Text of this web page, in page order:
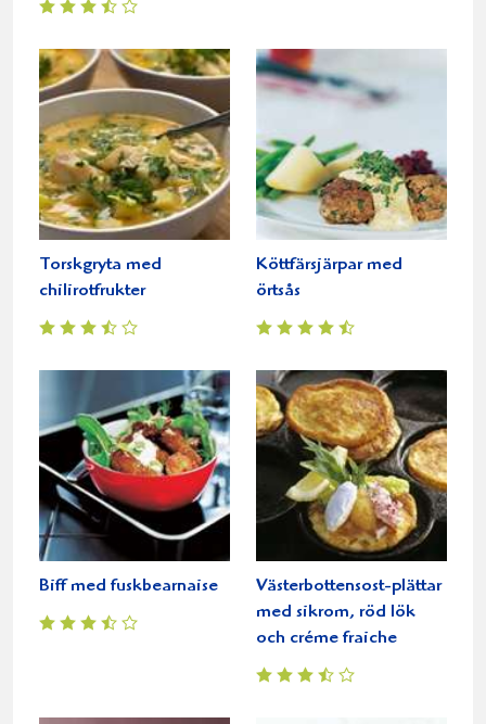
Torskgryta med
chilirotfrukter
Köttfärsjärpar med
örtsås
Biff med fuskbearnaise
Västerbottensost-plättar
med sikrom, röd lök
och créme fraiche